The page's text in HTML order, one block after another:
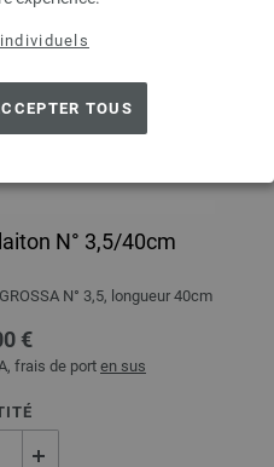
TOUS
N° 3,5/40cm
N° 3,5, longueur 40cm
€
frais de porten sus